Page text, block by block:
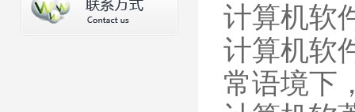
计算机软
计算机软
常语境下